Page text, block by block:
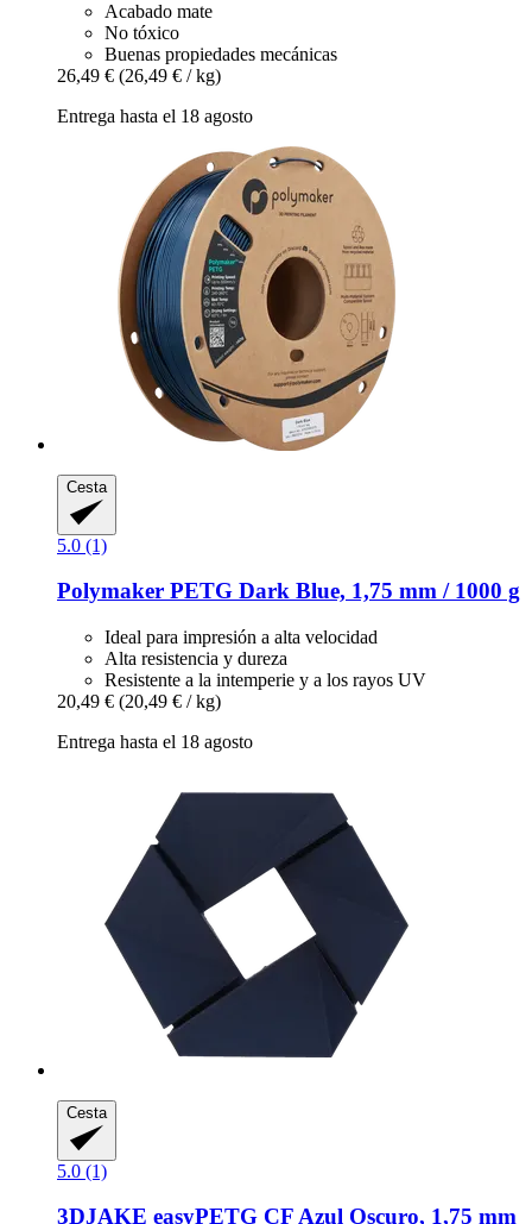
Acabado mate
No tóxico
Buenas propiedades mecánicas
26,49 € (26,49 € / kg)
Entrega hasta el 18 agosto
Cesta
5.0 (1)
Polymaker PETG Dark Blue, 1,75 mm / 1000 g
Ideal para impresión a alta velocidad
Alta resistencia y dureza
Resistente a la intemperie y a los rayos UV
20,49 € (20,49 € / kg)
Entrega hasta el 18 agosto
Cesta
5.0 (1)
3DJAKE easyPETG CF Azul Oscuro, 1,75 mm